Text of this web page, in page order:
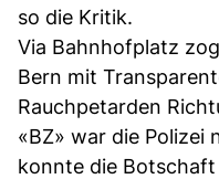
so die Kritik.
Via Bahnhofplatz
Bern mit
Rauchpetarden
«BZ» war die
konnte die